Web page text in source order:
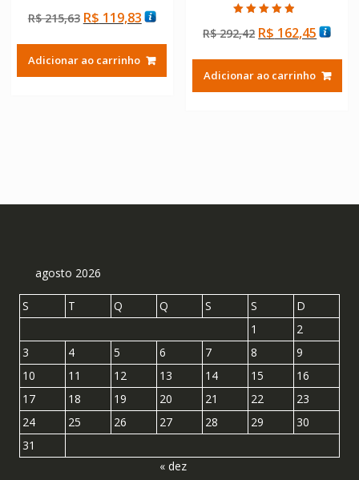
5.00
de 5
R$215,63 O
original
era:
R$ 119,83O
atual
é:
R$ 119,83.
Adicionar ao carrinho
4.50
de 5
R$292,42 O
original
era:
R$ 162,45O
atual
é:
Adicionar ao carrinho
agosto 2026
S T Q Q S S
D
1
2
3
4 5 6 7 8
9
10
11 12 13 14 15
16
17
18 19 20 21 22
23
24
25 26 27 28 29
30
31
« dez